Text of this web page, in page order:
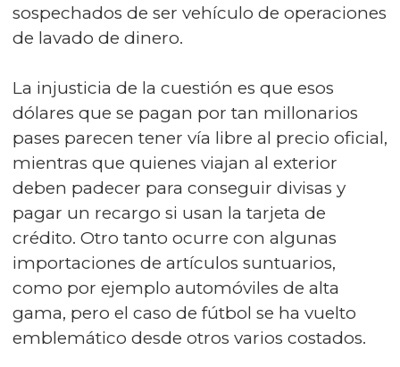
sospechados de ser vehículo de operaciones
de lavado de dinero.
La injusticia de la cuestión es que esos
dólares que se pagan por tan millonarios
pases parecen tener vía libre al precio oficial,
mientras que quienes viajan al exterior
deben padecer para conseguir divisas y
pagar un recargo si usan la tarjeta de
crédito. Otro tanto ocurre con algunas
importaciones de artículos suntuarios,
como por ejemplo automóviles de alta
gama, pero el caso de fútbol se ha vuelto
emblemático desde otros varios costados.